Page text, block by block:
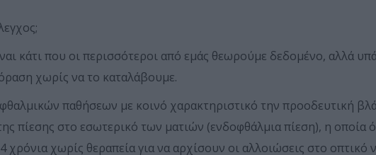
κάτι που οι περισσότεροι από εμάς θεωρούμε δεδομένο, αλλά
χωρίς να το καταλάβουμε.
παθήσεων με κοινό χαρακτηριστικό την προοδευτική
πίεσης στο εσωτερικό των ματιών (ενδοφθάλμια πίεση), η
χρόνια χωρίς θεραπεία για να αρχίσουν οι αλλοιώσεις στο